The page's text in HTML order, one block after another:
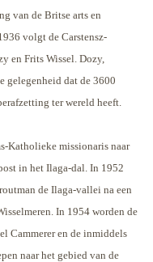
van de Britse arts en
volgt de Carstensz-
en Frits Wissel. Dozy,
gelegenheid dat de 3600
ter wereld heeft.
Katholieke missionaris naar
in het Ilaga-dal. In 1952
de Ilaga-vallei na een
In 1954 worden de
Cammerer en de inmiddels
naar het gebied van de